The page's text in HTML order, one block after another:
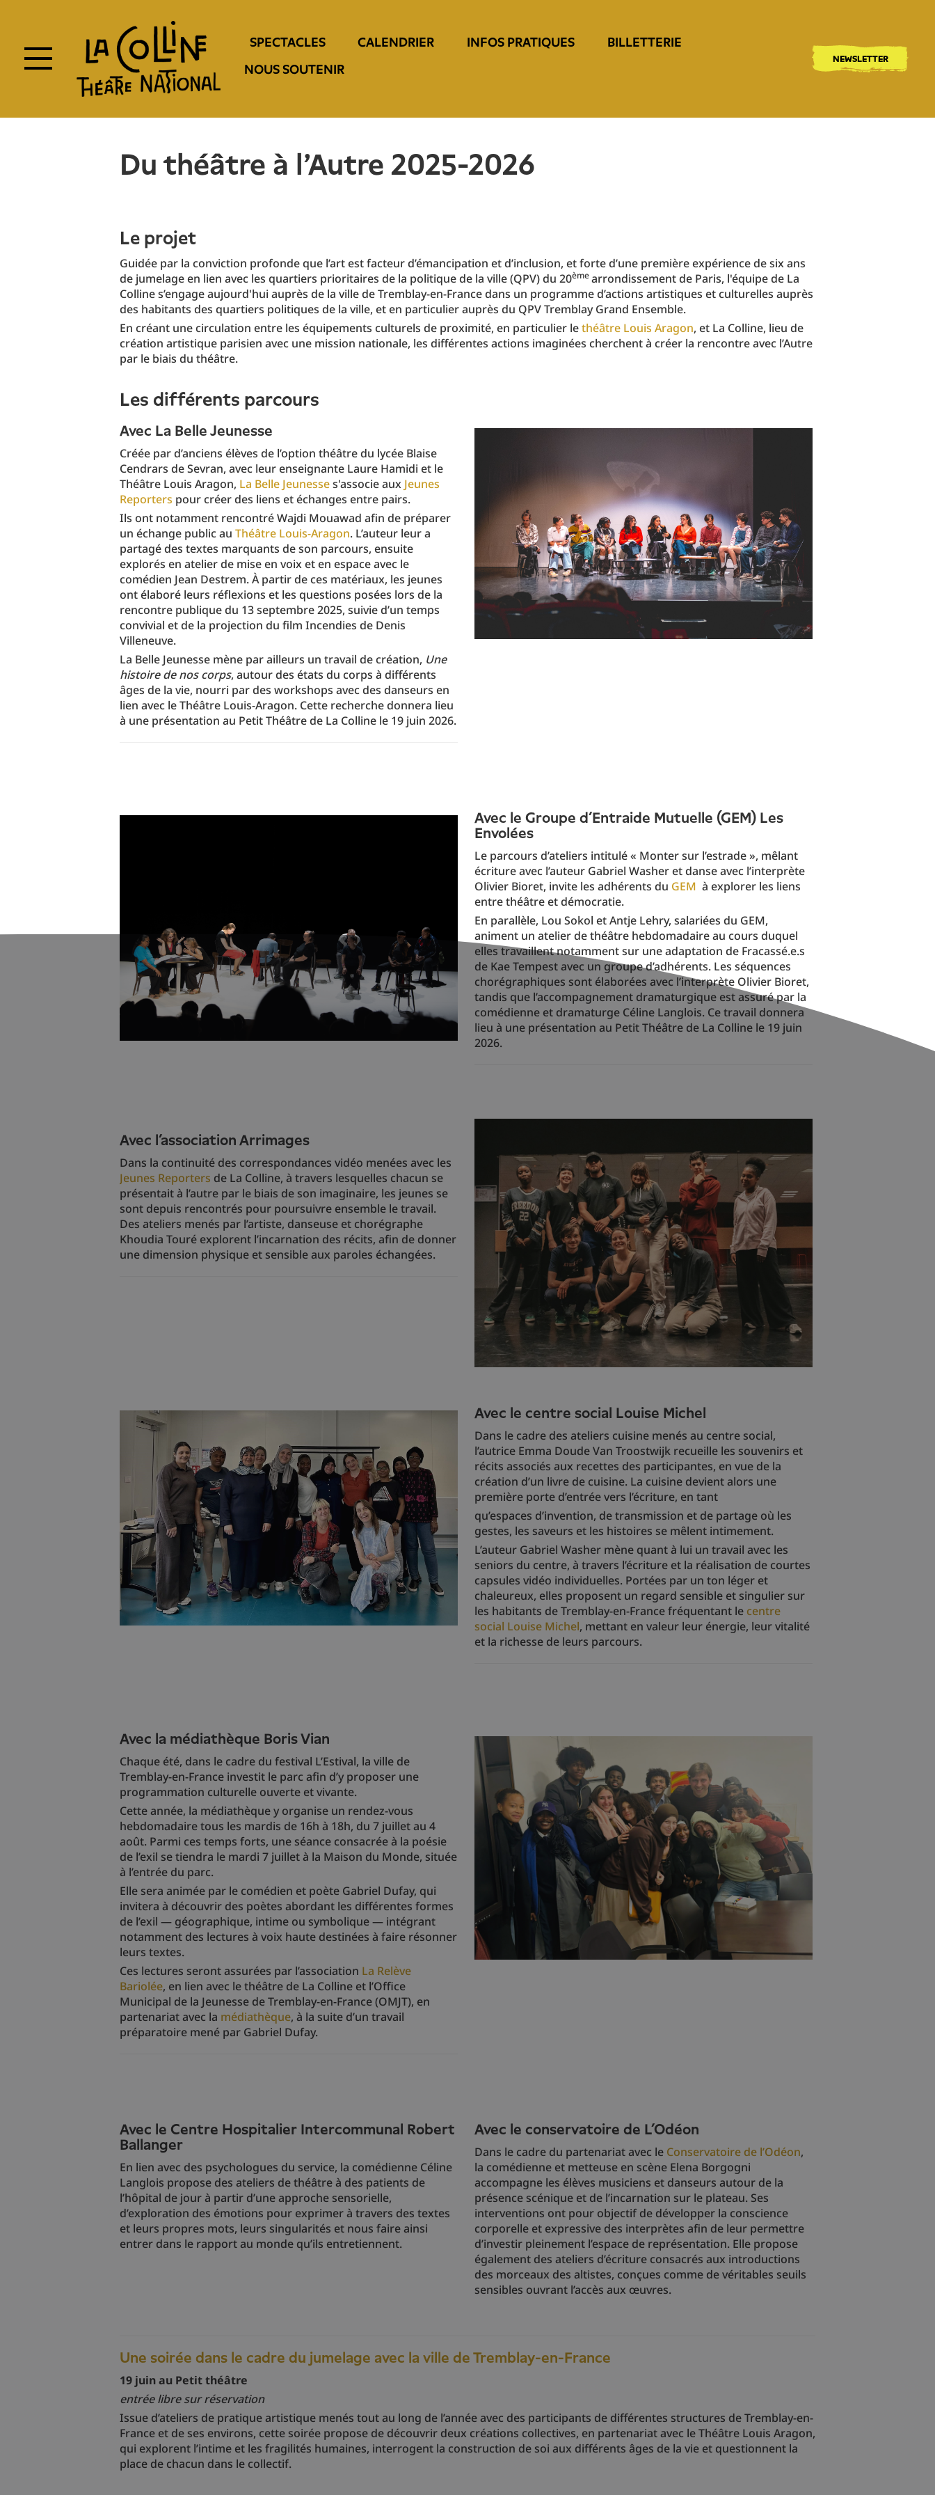
principal
SPECTACLES CALENDRIER INFOS PRATIQUES
BILLETTERIE
NOUS SOUTENIR
NEWSLETTER
Du théâtre à l'Autre 2025-2026
Le projet
Guidée par la conviction profonde que l’art est facteur d’émancipation et d’inclusion, et forte d’une première expérience de six ans
de jumelage en lien avec les quartiers prioritaires de la politique de la ville (QPV) du 20èmearrondissement de Paris, l'équipe de La
Colline s’engage aujourd'hui auprès de la ville de Tremblay-en-France dans un programme d’actions artistiques et culturelles auprès
des habitants des quartiers politiques de la ville, et en particulier auprès du QPV Tremblay Grand Ensemble.
En créant une circulation entre les équipements culturels de proximité, en particulier lethéâtre Louis Aragon, et La Colline, lieu de
création artistique parisien avec une mission nationale, les différentes actions imaginées cherchent à créer la rencontre avec l’Autre
par le biais du théâtre.
Les différents parcours
Avec La Belle Jeunesse
Créée par d’anciens élèves de l’option théâtre du lycée Blaise
Cendrars de Sevran, avec leur enseignante Laure Hamidi et le
Théâtre Louis Aragon, La Belle Jeunesses'associe aux Jeunes
Reporters pour créer des liens et échanges entre pairs.
Ils ont notamment rencontré Wajdi Mouawad afin de préparer
un échange public au Théâtre Louis-Aragon. L’auteur leur a
partagé des textes marquants de son parcours, ensuite
explorés en atelier de mise en voix et en espace avec le
comédien Jean Destrem. À partir de ces matériaux, les jeunes
ont élaboré leurs réflexions et les questions posées lors de la
rencontre publique du 13 septembre 2025, suivie d’un temps
convivial et de la projection du film Incendies de Denis
Villeneuve.
La Belle Jeunesse mène par ailleurs un travail de création, Une
histoire de nos corps, autour des états du corps à différents
âges de la vie, nourri par des workshops avec des danseurs en
lien avec le Théâtre Louis-Aragon. Cette recherche donnera lieu
à une présentation au Petit Théâtre de La Colline le 19 juin 2026.
Avec le Groupe d’Entraide Mutuelle (GEM) Les
Envolées
Le parcours d’ateliers intitulé « Monter sur l’estrade », mêlant
écriture avec l’auteur Gabriel Washer et danse avec l’interprète
Olivier Bioret, invite les adhérents du GEM à explorer les liens
entre théâtre et démocratie.
En parallèle, Lou Sokol et Antje Lehry, salariées du GEM,
animent un atelier de théâtre hebdomadaire au cours duquel
elles travaillent notamment sur une adaptation de Fracassé.e.s
de Kae Tempest avec un groupe d’adhérents. Les séquences
chorégraphiques sont élaborées avec l’interprète Olivier Bioret,
tandis que l’accompagnement dramaturgique est assuré par la
comédienne et dramaturge Céline Langlois. Ce travail donnera
lieu à une présentation au Petit Théâtre de La Colline le 19 juin
2026.
Avec l’association Arrimages
Dans la continuité des correspondances vidéo menées avec les
Jeunes Reporters de La Colline, à travers lesquelles chacun se
présentait à l’autre par le biais de son imaginaire, les jeunes se
sont depuis rencontrés pour poursuivre ensemble le travail.
Des ateliers menés par l’artiste, danseuse et chorégraphe
Khoudia Touré explorent l’incarnation des récits, afin de donner
une dimension physique et sensible aux paroles échangées.
Avec le centre social Louise Michel
Dans le cadre des ateliers cuisine menés au centre social,
l’autrice Emma Doude Van Troostwijk recueille les souvenirs et
récits associés aux recettes des participantes, en vue de la
création d’un livre de cuisine. La cuisine devient alors une
première porte d’entrée vers l’écriture, en tant
qu’espaces d’invention, de transmission et de partage où les
gestes, les saveurs et les histoires se mêlent intimement.
L’auteur Gabriel Washer mène quant à lui un travail avec les
seniors du centre, à travers l’écriture et la réalisation de courtes
capsules vidéo individuelles. Portées par un ton léger et
chaleureux, elles proposent un regard sensible et singulier sur
les habitants de Tremblay-en-France fréquentant le centre
social Louise Michel, mettant en valeur leur énergie, leur vitalité
et la richesse de leurs parcours.
Avec la médiathèque Boris Vian
Chaque été, dans le cadre du festival L’Estival, la ville de
Tremblay-en-France investit le parc afin d’y proposer une
programmation culturelle ouverte et vivante.
Cette année, la médiathèque y organise un rendez-vous
hebdomadaire tous les mardis de 16h à 18h, du 7 juillet au 4
août. Parmi ces temps forts, une séance consacrée à la poésie
de l’exil se tiendra le mardi 7 juillet à la Maison du Monde, située
à l’entrée du parc.
Elle sera animée par le comédien et poète Gabriel Dufay, qui
invitera à découvrir des poètes abordant les différentes formes
de l’exil — géographique, intime ou symbolique — intégrant
notamment des lectures à voix haute destinées à faire résonner
leurs textes.
Ces lectures seront assurées par l’association La Relève
Bariolée, en lien avec le théâtre de La Colline et l’Office
Municipal de la Jeunesse de Tremblay-en-France (OMJT), en
partenariat avec la médiathèque, à la suite d’un travail
préparatoire mené par Gabriel Dufay.
Avec le Centre Hospitalier Intercommunal Robert
Ballanger
En lien avec des psychologues du service, la comédienne Céline
Langlois propose des ateliers de théâtre à des patients de
l’hôpital de jour à partir d’une approche sensorielle,
d’exploration des émotions pour exprimer à travers des textes
et leurs propres mots, leurs singularités et nous faire ainsi
entrer dans le rapport au monde qu’ils entretiennent.
Avec le conservatoire de L’Odéon
Dans le cadre du partenariat avec le Conservatoire de l’Odéon,
la comédienne et metteuse en scène Elena Borgogni
accompagne les élèves musiciens et danseurs autour de la
présence scénique et de l’incarnation sur le plateau. Ses
interventions ont pour objectif de développer la conscience
corporelle et expressive des interprètes afin de leur permettre
d’investir pleinement l’espace de représentation. Elle propose
également des ateliers d’écriture consacrés aux introductions
des morceaux des altistes, conçues comme de véritables seuils
sensibles ouvrant l’accès aux œuvres.
Une soirée dans le cadre du jumelage avec la ville de Tremblay-en-France
19 juin au Petit théâtre
entrée libre sur réservation
Issue d’ateliers de pratique artistique menés tout au long de l’année avec des participants de différentes structures de Tremblay-en-
France et de ses environs, cette soirée propose de découvrir deux créations collectives, en partenariat avec le Théâtre Louis Aragon,
qui explorent l’intime et les fragilités humaines, interrogent la construction de soi aux différents âges de la vie et questionnent la
place de chacun dans le collectif.